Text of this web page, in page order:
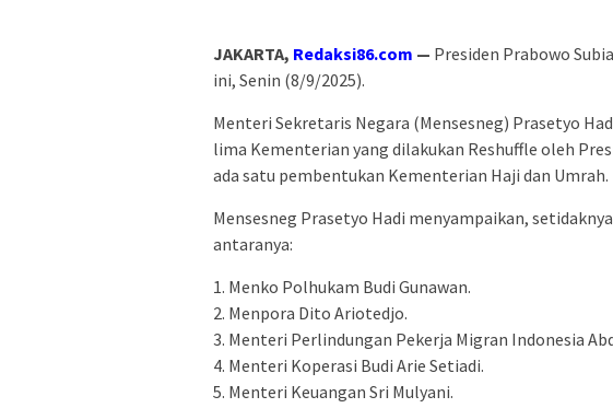
JAKARTA, Redaksi86.com — Presiden Prabowo
ini, Senin (8/9/2025).
Menteri Sekretaris Negara (Mensesneg) Prasetyo
lima Kementerian yang dilakukan Reshuffle oleh
ada satu pembentukan Kementerian Haji dan Umrah.
Mensesneg Prasetyo Hadi menyampaikan,
antaranya:
1. Menko Polhukam Budi Gunawan.
2. Menpora Dito Ariotedjo.
3. Menteri Perlindungan Pekerja Migran Indonesia
4. Menteri Koperasi Budi Arie Setiadi.
5. Menteri Keuangan Sri Mulyani.